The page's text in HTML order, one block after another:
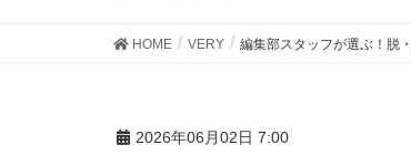
HOME VERY 編集部スタッフが選ぶ！脱
2026年06月02日 7:00